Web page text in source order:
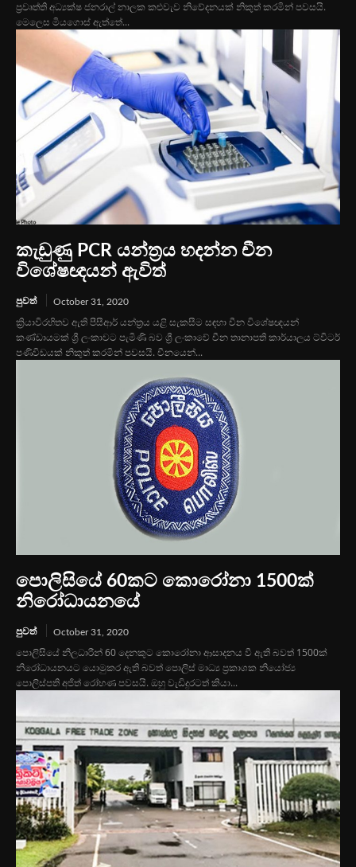
ප්‍රවෘත්ති අධ්‍යක්ෂ ජනරාල් නාලක කළුවැව නිවේදනයක් නිකුත් කරමින් පවසයි.
මෙලෙස මියගොස් ඇත්තේ...
කැඩුණු PCR යන්ත්‍රය හදන්න චීන
විශේෂඥයන් ඇවිත්
පුවත් October 31, 2020
ක්‍රියාවිරහිතව ඇති පීසීආර් යන්ත්‍රය යළි සැකසීම සඳහා චීන විශේෂඥයන්
කණ්ඩායමක් ශ්‍රී ලංකාවට පැමිණි බව ශ්‍රී ලංකාවේ චීන තානාපති කාර්යාලය ට්විටර්
පණිවිඩයක් නිකුත් කරමින් පවසයි. චීනයෙන්...
පොලිසියේ 60කට කොරෝනා 1500ක්
නිරෝධායනයේ
පුවත් October 31, 2020
පොලිසියේ නිලධාරීන් 60 දෙනකුට කොරෝනා ආසාදනය වී ඇති බවත් 1500ක්
නිරෝධායනයට යොමුකර ඇති බවත් පොලිස් මාධ්‍ය ප්‍රකාශක නියෝජ්‍ය
පොලිස්පති අජිත් රෝහණ පවසයි. ඔහු වැඩිදුරටත් කියා...